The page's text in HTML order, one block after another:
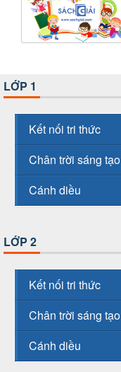
LỚP 1
Kết nối tri thức
Chân trời sáng tạo
Cánh diều
LỚP 2
Kết nối tri thức
Chân trời sáng tạo
Cánh diều